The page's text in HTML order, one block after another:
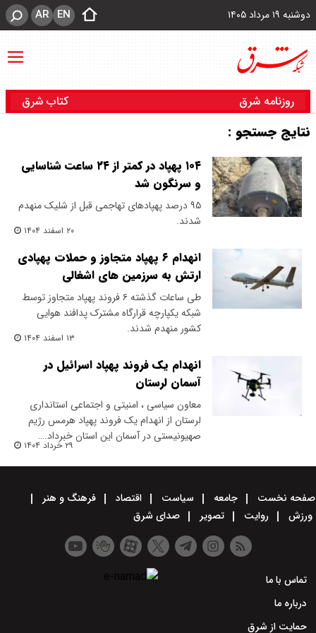
دوشنبه ۱۹ مرداد ۱۴۰۵ EN
AR
روزنامه شرق کتاب شرق
نتایج جستجو :
۱۰۴ پهپاد در کمتر از ۲۴ ساعت شناسایی
و سرنگون شد
۹۵ درصد پهپادهای تهاجمی قبل از شلیک منهدم
شدند.
۲۰ اسفند ۱۴۰۴
انهدام ۶ پهپاد متجاوز و حملات پهپادی
ارتش به سرزمین های اشغالی
طی ساعات گذشته ۶ فروند پهپاد متجاوز توسط
شبکه یکپارچه قرارگاه مشترک پدافند هوایی
کشور منهدم شدند.
۱۳ اسفند ۱۴۰۴
انهدام یک فروند پهپاد اسرائیل در
آسمان لرستان
معاون سیاسی ، امنیتی و اجتماعی استانداری
لرستان از انهدام یک فروند پهپاد هرمس رژیم
صهیونیستی در آسمان این استان خبرداد.…
۲۹ خرداد ۱۴۰۴
صفحه نخست جامعه سیاست اقتصاد
فرهنگ و هنر
ورزش
روایت تصویر صدای شرق
تماس با ما
درباره ما
حمایت از شرق